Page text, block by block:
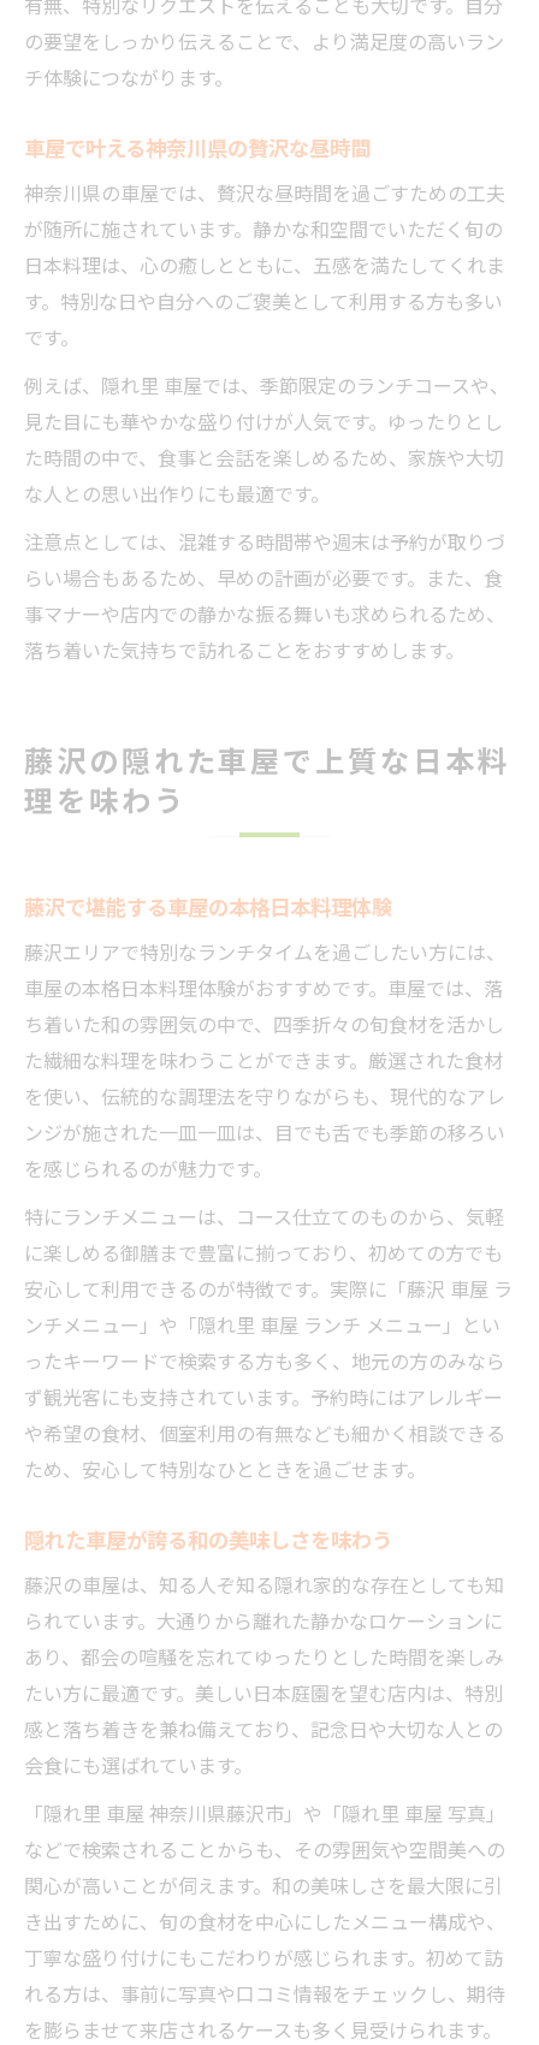
の要望をしっかり伝えることで、より満足度の高いラン
チ体験につながります。
車屋で叶える神奈川県の贅沢な昼時間
神奈川県の車屋では、贅沢な昼時間を過ごすための工夫
が随所に施されています。静かな和空間でいただく旬の
日本料理は、心の癒しとともに、五感を満たしてくれま
す。特別な日や自分へのご褒美として利用する方も多い
です。
例えば、隠れ里 車屋では、季節限定のランチコースや、
見た目にも華やかな盛り付けが人気です。ゆったりとし
た時間の中で、食事と会話を楽しめるため、家族や大切
な人との思い出作りにも最適です。
注意点としては、混雑する時間帯や週末は予約が取りづ
らい場合もあるため、早めの計画が必要です。また、食
事マナーや店内での静かな振る舞いも求められるため、
落ち着いた気持ちで訪れることをおすすめします。
藤沢の隠れた車屋で上質な日本料
理を味わう
藤沢で堪能する車屋の本格日本料理体験
藤沢エリアで特別なランチタイムを過ごしたい方には、
車屋の本格日本料理体験がおすすめです。車屋では、落
ち着いた和の雰囲気の中で、四季折々の旬食材を活かし
た繊細な料理を味わうことができます。厳選された食材
を使い、伝統的な調理法を守りながらも、現代的なアレ
ンジが施された一皿一皿は、目でも舌でも季節の移ろい
を感じられるのが魅力です。
特にランチメニューは、コース仕立てのものから、気軽
に楽しめる御膳まで豊富に揃っており、初めての方でも
安心して利用できるのが特徴です。実際に「藤沢 車屋 ラ
ンチメニュー」や「隠れ里 車屋 ランチ メニュー」とい
ったキーワードで検索する方も多く、地元の方のみなら
ず観光客にも支持されています。予約時にはアレルギー
や希望の食材、個室利用の有無なども細かく相談できる
ため、安心して特別なひとときを過ごせます。
隠れた車屋が誇る和の美味しさを味わう
藤沢の車屋は、知る人ぞ知る隠れ家的な存在としても知
られています。大通りから離れた静かなロケーションに
あり、都会の喧騒を忘れてゆったりとした時間を楽しみ
たい方に最適です。美しい日本庭園を望む店内は、特別
感と落ち着きを兼ね備えており、記念日や大切な人との
会食にも選ばれています。
「隠れ里 車屋 神奈川県藤沢市」や「隠れ里 車屋 写真」
などで検索されることからも、その雰囲気や空間美への
関心が高いことが伺えます。和の美味しさを最大限に引
き出すために、旬の食材を中心にしたメニュー構成や、
丁寧な盛り付けにもこだわりが感じられます。初めて訪
れる方は、事前に写真や口コミ情報をチェックし、期待
を膨らませて来店されるケースも多く見受けられます。